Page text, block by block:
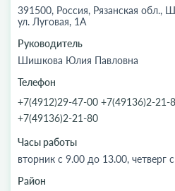
391500, Россия, Рязанская обл.,
ул. Луговая, 1А
Руководитель
Шишкова Юлия Павловна
Телефон
+7(4912)29-47-00 +7(49136)2-21-
+7(49136)2-21-80
Часы работы
вторник с 9.00 до 13.00, четверг
Район